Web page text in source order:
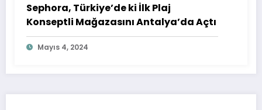
Sephora, Türkiye’de ki İlk Plaj
Konseptli Mağazasını Antalya’da Açtı
Mayıs 4, 2024